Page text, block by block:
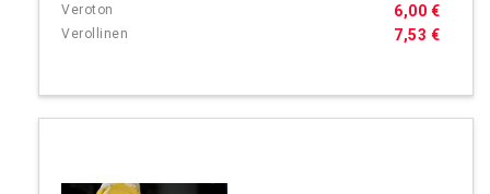
7,53 €
6,00 €